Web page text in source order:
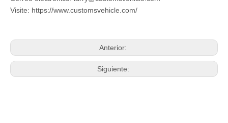
Visite: https://www.customsvehicle.com/
Anterior:
Siguiente: